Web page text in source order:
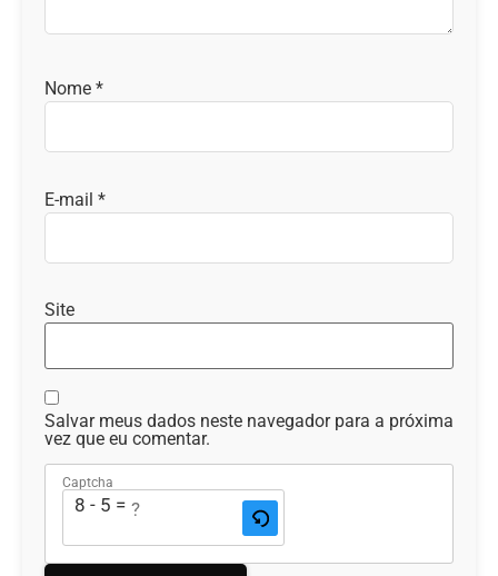
Nome *
E-mail *
Site
Salvar meus dados neste navegador para a próxima
vez que eu comentar.
Captcha
8 - 5 = ?